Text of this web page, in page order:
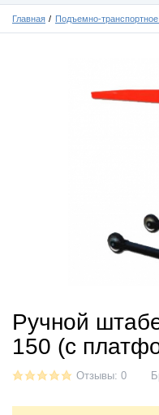
Главная Подъемно-
Ручной
150 (с
Отзывы: 0